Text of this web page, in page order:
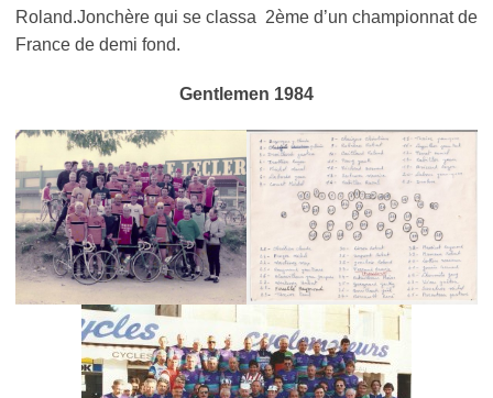
Roland.Jonchère qui se classa 2ème d’un championnat de
France de demi fond.
Gentlemen 1984